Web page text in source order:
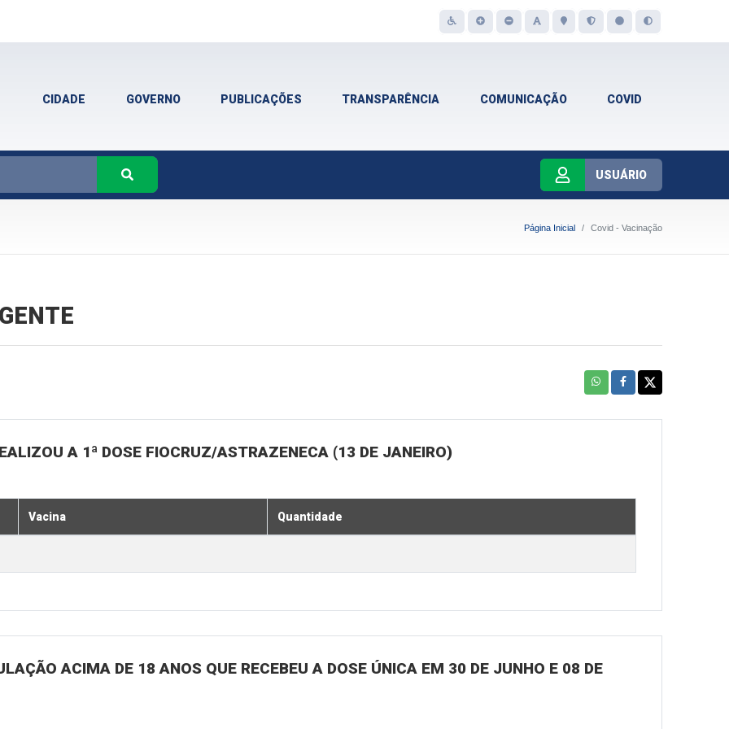
CIDADE GOVERNO PUBLICAÇÕES TRANSPARÊNCIA COMUNICAÇÃO COVID
USUÁRIO
Página Inicial Covid - Vacinação
A 1ª DOSE FIOCRUZ/ASTRAZENECA (13 DE JANEIRO)
Vacina Quantidade
ACIMA DE 18 ANOS QUE RECEBEU A DOSE ÚNICA EM 30 DE JUNHO E 08 DE